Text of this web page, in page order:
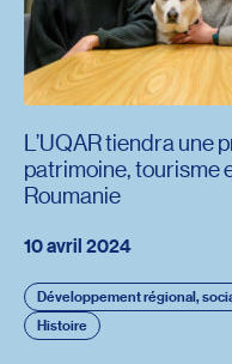
10 avril 2024
Développement régional,
Histoire
L’UQAR tiendra une
patrimoine, tourisme
Roumanie